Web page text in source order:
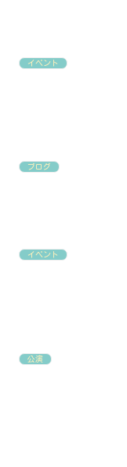
イベント
ブログ
イベント
公演